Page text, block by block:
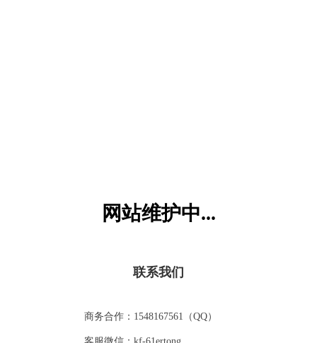
网站维护中...
联系我们
商务合作：1548167561（QQ）